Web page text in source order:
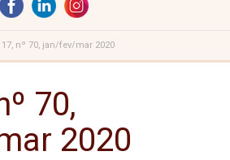
17, nº 70, jan/fev/mar 2020
70,
2020